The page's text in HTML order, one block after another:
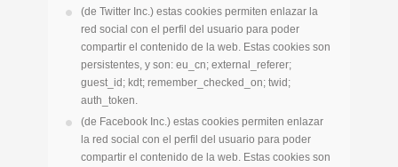
(de Twitter Inc.) estas cookies permiten enlazar la
red social con el perfil del usuario para poder
compartir el contenido de la web. Estas cookies son
persistentes, y son: eu_cn; external_referer;
guest_id; kdt; remember_checked_on; twid;
auth_token.
(de Facebook Inc.) estas cookies permiten enlazar
la red social con el perfil del usuario para poder
compartir el contenido de la web. Estas cookies son